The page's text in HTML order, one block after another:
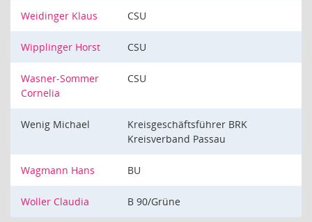
Weidinger Klaus CSU
Wipplinger Horst CSU
Wasner-Sommer
Cornelia
CSU
Wenig Michael
Kreisgeschäftsführer BRK
Kreisverband Passau
Wagmann Hans BU
Woller Claudia B 90/Grüne